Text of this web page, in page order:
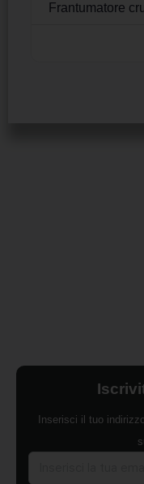
Frantumatore
Inserisci il tuo